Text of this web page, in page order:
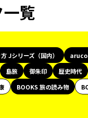
覧
Jシリーズ（国内） aruco
島旅 御朱印 歴史時代
BOOKS 旅の読み物